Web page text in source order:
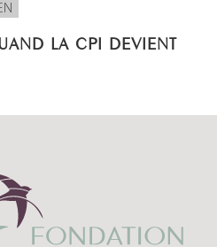
LA CPI DEVIENT